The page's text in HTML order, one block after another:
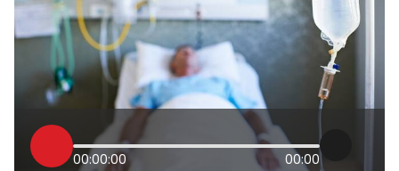
00:00:00 00:00